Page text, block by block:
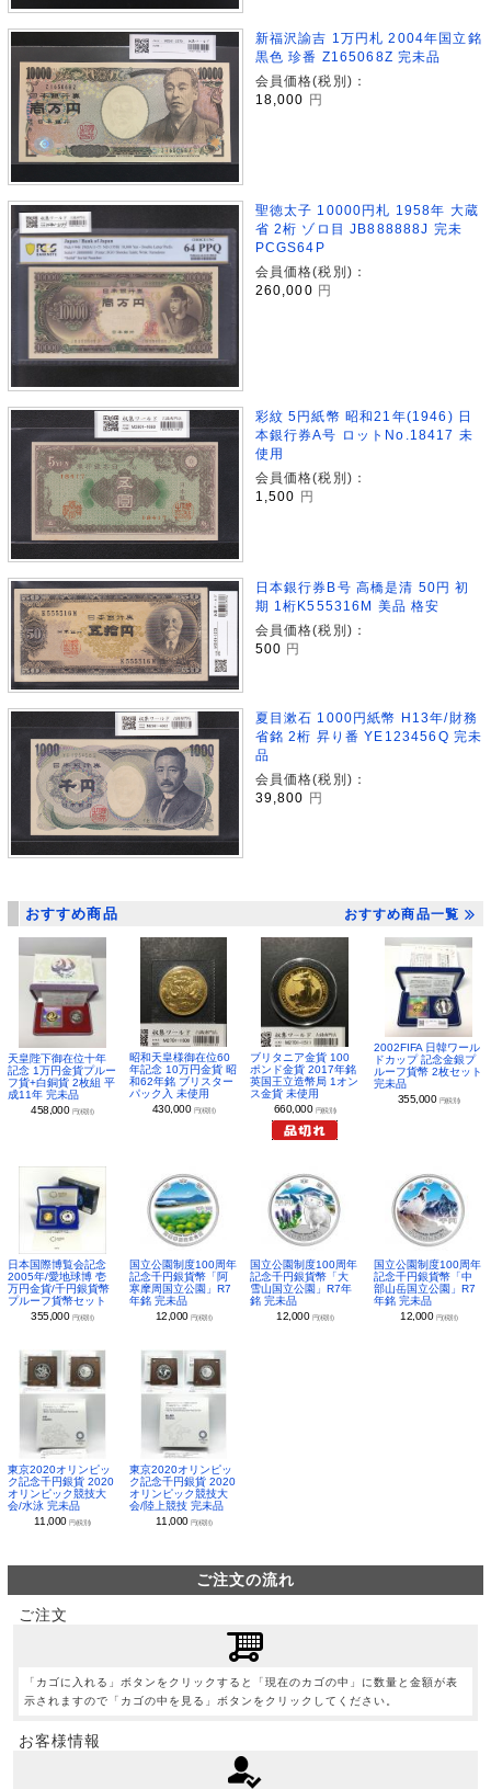
新福沢諭吉 1万円札 2004年国立銘
黒色 珍番 Z165068Z 完未品
会員価格(税別)：
18,000 円
聖徳太子 10000円札 1958年 大蔵
省 2桁 ゾロ目 JB888888J 完未
PCGS64P
会員価格(税別)：
260,000 円
彩紋 5円紙幣 昭和21年(1946) 日
本銀行券A号 ロットNo.18417 未
使用
会員価格(税別)：
1,500 円
日本銀行券B号 高橋是清 50円 初
期 1桁K555316M 美品 格安
会員価格(税別)：
500 円
夏目漱石 1000円紙幣 H13年/財務
省銘 2桁 昇り番 YE123456Q 完未
品
会員価格(税別)：
39,800 円
おすすめ商品 おすすめ商品一覧
天皇陛下御在位十年
記念 1万円金貨プルー
フ貨+白銅貨 2枚組 平
成11年 完未品
458,000 円(税別)
昭和天皇様御在位60
年記念 10万円金貨 昭
和62年銘 ブリスター
パック入 未使用
430,000 円(税別)
ブリタニア金貨 100
ポンド金貨 2017年銘
英国王立造幣局 1オン
ス金貨 未使用
660,000 円(税別)
2002FIFA 日韓ワール
ドカップ 記念金銀プ
ルーフ貨幣 2枚セット
完未品
355,000 円(税別)
日本国際博覧会記念
2005年/愛地球博 壱
万円金貨/千円銀貨幣
プルーフ貨幣セット
355,000 円(税別)
国立公園制度100周年
記念千円銀貨幣「阿
寒摩周国立公園」R7
年銘 完未品
12,000 円(税別)
国立公園制度100周年
記念千円銀貨幣「大
雪山国立公園」R7年
銘 完未品
12,000 円(税別)
国立公園制度100周年
記念千円銀貨幣「中
部山岳国立公園」R7
年銘 完未品
12,000 円(税別)
東京2020オリンピッ
ク記念千円銀貨 2020
オリンピック競技大
会/水泳 完未品
11,000円(税別)
東京2020オリンピッ
ク記念千円銀貨 2020
オリンピック競技大
会/陸上競技 完未品
11,000 円(税別)
ご注文の流れ
ご注文
「カゴに入れる」ボタンをクリックすると「現在のカゴの中」に数量と金額が表
示されますので「カゴの中を見る」ボタンをクリックしてください。
お客様情報